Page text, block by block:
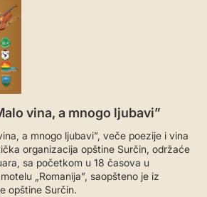
vina, a mnogo ljubavi”
a mnogo ljubavi”, veče poezije i vina
organizacija opštine Surčin, održaće
sa početkom u 18 časova u
„Romanija”, saopšteno je iz
opštine Surčin.